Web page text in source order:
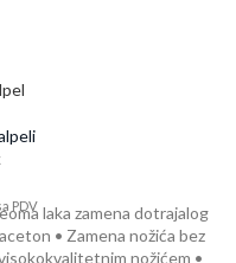
PDV laka zamena dotrajalog
• Zamena nožića bez
nožićem •